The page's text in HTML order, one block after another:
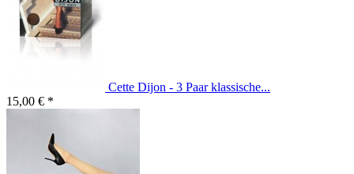
Cette Dijon - 3 Paar klassische...
15,00 € *